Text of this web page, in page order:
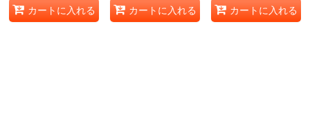
カートに入れる カートに入れる カートに入れる